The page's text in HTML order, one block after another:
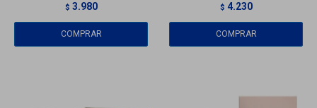
$ 3.980 $ 4.230